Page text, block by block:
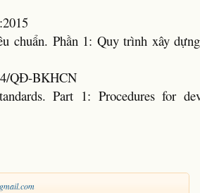
chuẩn. Phần 1: Quy trình xây
QĐ-BKHCN
Part 1: Procedures for